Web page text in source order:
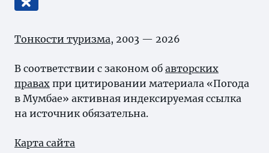
Тонкости туризма, 2003 — 2026
В соответствии с законом об авторских
правах при цитировании материала «Погода
в Мумбае» активная индексируемая ссылка
на источник обязательна.
Карта сайта